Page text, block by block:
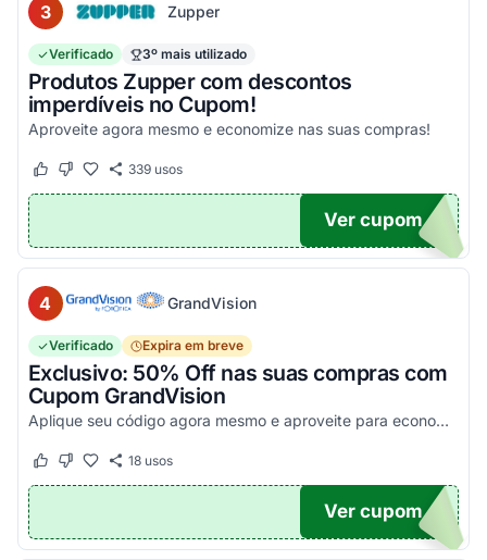
3 Zupper
Verificado 3º mais utilizado
Produtos Zupper com descontos
imperdíveis no Cupom!
Aproveite agora mesmo e economize nas suas compras!
Este cupom funcionou
Este cupom não funcionou
339usos
Ver cupom
4 GrandVision
Verificado Expira em breve
Exclusivo: 50% Off nas suas compras com
Cupom GrandVision
Aplique seu código agora mesmo e aproveite para economizar! Válido em par completo (Armação + Lente)!
Este cupom funcionou
Este cupom não funcionou
18usos
OM50
Ver cupom